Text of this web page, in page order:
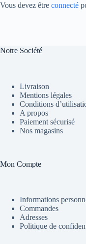
Vous devez être connecté
Notre Société
Livraison
Mentions légales
Conditions
A propos
Paiement sécurisé
Nos magasins
Mon Compte
Informations
Commandes
Adresses
Politique de